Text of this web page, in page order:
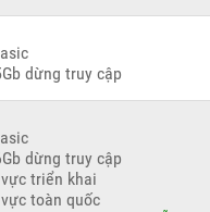
dừng truy cập
dừng truy cập
triển khai
toàn quốc